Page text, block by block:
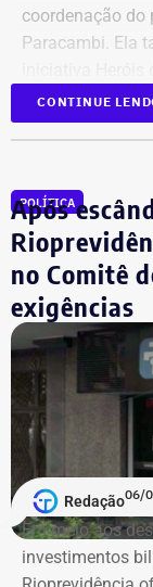
coordenação do
Paracambi. Ela
feridos e a
própria do ex-
desistiu da
Garotinho.
Com
CONTINUE
POLÍTICA
Após
no Comitê
exigências
Redação06/
Em meio aos
investimentos